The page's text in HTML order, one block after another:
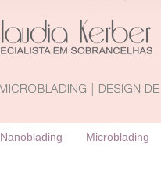
Nanoblading Microblading